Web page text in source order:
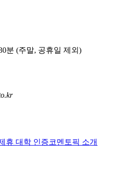
분 (주말, 공휴일 제외)
휴 대학 인증코멘토픽 소개